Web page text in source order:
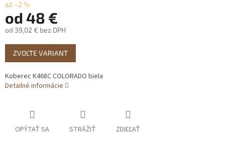
až –2 %
od 48 €
od 39,02 € bez DPH
Jednotková
cena:
ZVOĽTE VARIANT
Koberec K468C COLORADO biela
Detailné informácie
OPÝTAŤ SA STRÁŽIŤ ZDIEĽAŤ